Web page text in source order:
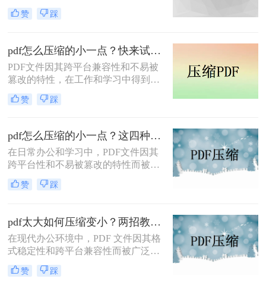
应用。然而，有时我们需要将PDF文
件压缩到最小，以便更高效地存储和
呢？本文将介绍三种实用的PDF压缩
方法。
赞 踩
pdf怎么压缩的小一点？快来试试这4种压缩方法！
PDF文件因其跨平台兼容性和不易被
篡改的特性，在工作和学习中得到了
广泛应用。然而，PDF文件有时体积
过大，不便于存储和传输。那么pdf怎
有效的PDF压缩方法。
赞 踩
pdf怎么压缩的小一点？这四种压缩方法了解一下
在日常办公和学习中，PDF文件因其
跨平台性和不易被篡改的特性而被广
泛使用。然而，有时PDF文件过大，
会给传输和存储带来不便。那么pdf怎
将PDF压缩得更小的方法。
赞 踩
pdf太大如何压缩变小？两招教你轻松压缩！
在现代办公环境中，PDF 文件因其格
式稳定性和跨平台兼容性而被广泛使
用。然而，当这些文件变得过大时，
它们不仅占用大量存储空间，而且在
赞 踩